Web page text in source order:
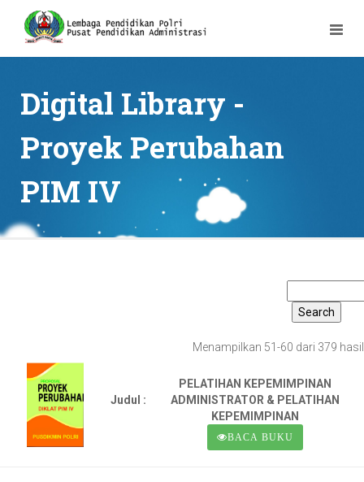
Digital Library -
Proyek Perubahan
PIM IV
Menampilkan 51-60 dari 379 hasil
Judul :
PELATIHAN KEPEMIMPINAN
ADMINISTRATOR & PELATIHAN
KEPEMIMPINAN
BACA BUKU